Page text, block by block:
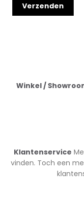
Winkel /
Klantenservice
vinden. Toch een